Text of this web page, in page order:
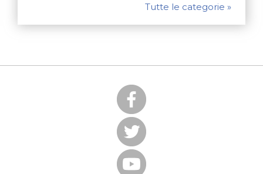
Tutte le categorie »